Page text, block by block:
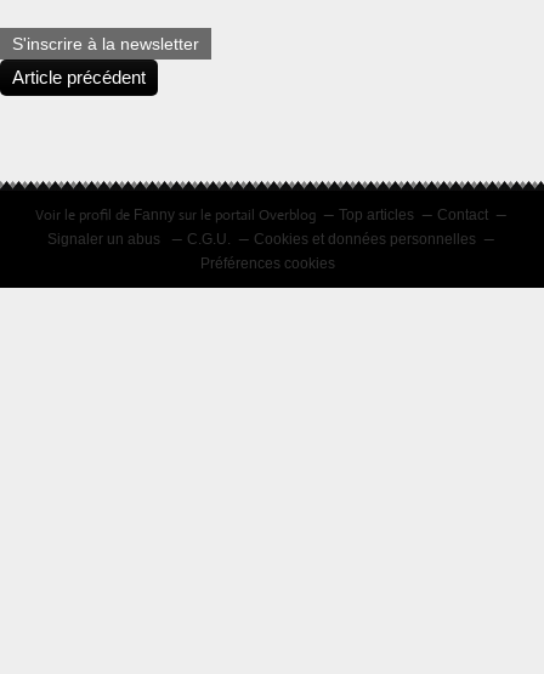
S'inscrire à la newsletter
Article précédent
Voir le profil de Fanny sur le portail Overblog Top articles
Contact
Signaler un abus
C.G.U.
Cookies et données personnelles
Préférences cookies